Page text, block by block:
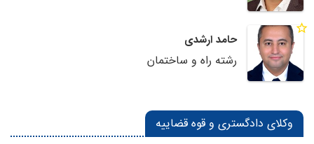
حامد ارشدی
رشته راه و ساختمان
وکلای دادگستری و قوه قضاییه